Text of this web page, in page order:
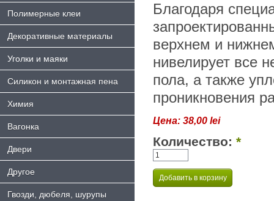
Полимерные клеи
Декоративные материалы
Уголки и маяки
Силикон и монтажная пена
Химия
Bагонка
Двери
Другое
Гвозди, дюбеля, шурупы
Благодаря
верхнем и
нивелирует все
пола, а также
проникновения
Цена: 38,00 lei
Количество: *